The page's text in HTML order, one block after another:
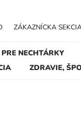
PRE NECHTÁRKY
ZDRAVIE,
ZÁKAZNÍCKA